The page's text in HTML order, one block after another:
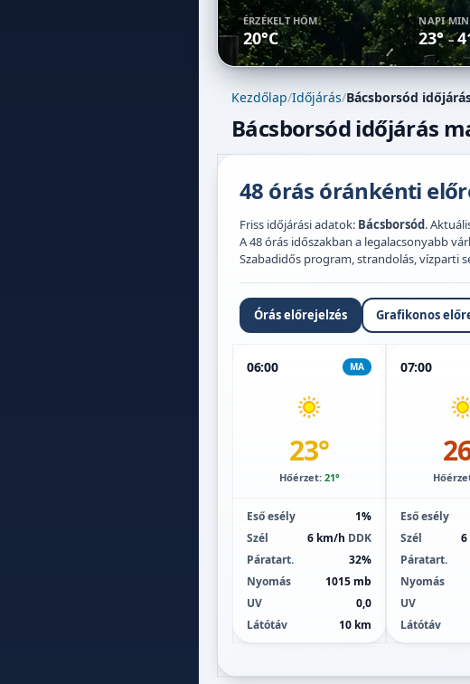
ÉRZÉKELT HŐM.
20°C
NAPI
23° –
Kezdőlap/Időjárás/Bácsborsód
Bácsborsód időjárás
48 órás óránkénti
Friss időjárási adatok: Bácsborsód.
A 48 órás időszakban a legalacsonyabb
Szabadidős program, strandolás, vízparti
Órás előrejelzés Grafikonos
06:00 MA
23°
Hőérzet: 21°
Eső esély
1%
Szél
6 km/h DDK
Páratart.
32%
Nyomás
1015 mb
UV
0,0
Látótáv
10 km
07:00
Eső esély
Szél
Páratart.
Nyomás
UV
Látótáv